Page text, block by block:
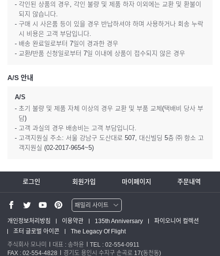
- 각인된 상품의 경우, 각인 불량 및 제품 하자 이외에는 교환 및 환불이
되지 않습니다.
- 구매 시 사은품 등이 있을 경우 반납하셔야 하며 사용하거나 회송 누락
시 비용은 고객 부담입니다.
- 배송 완료일로부터 7일이 경과한 경우
- 교환/반품 신청일로부터 7일 이내에 상품이 접수되지 않은 경우
A/S 안내
A/S
- 초기 불량 및 제품 자체 이상의 경우 교환 및 부품 교체(택배비 당사 부
담)
- 고객 과실의 경우 배송비는 고객 부담입니다.
- 고객지원실 주소: 서울 강남구 도산대로 507, 대신빌딩 5층 ㈜ 항소 고
객지원실 (02-2017-9654~5)
로그인 회원가입 마이페이지 주문내역
패밀리 사이트
워터맨 쇼핑몰
파카 글로벌
개인정보처리방침 이용약관 135th Anniversary
파이오니어 컬렉션
조터 글로벌 아이콘
The Legacy Of Flight
주식회사 모나미
대표 : 송하윤
TEL : 02-554-0911
FAX : 02-554-4828
경기도 용인시 수지구 손곡로 17(동천동)